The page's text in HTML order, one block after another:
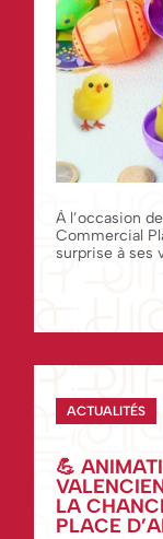
À l’occasion
Commercial
surprise à ses visiteurs ! Le 4
avec un
ACTUALITÉS
💪
LA
PLACE